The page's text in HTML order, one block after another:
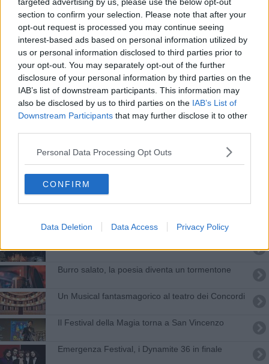
section to confirm your selection. Please note that after your
opt-out request is processed you may continue seeing
interest-based ads based on personal information utilized by
us or personal information disclosed to third parties prior to
your opt-out. You may separately opt-out of the further
disclosure of your personal information by third parties on the
IAB’s list of downstream participants. This information may
also be disclosed by us to third parties on the IAB’s List of
Downstream Participants that may further disclose it to other
Personal Data Processing Opt Outs
CONFIRM
Data Deletion Data Access Privacy Policy
Tecla Insolia è Cecilia in Primavera
Delitti del BarLume 13, a Gennaio 3 nuovi episodi
Due nuove canzoni firmate Ghiribelli
Ultrapop e Daniele Stella live a Palazzo Borghese
Fiction Mediaset a Piombino con Vanessa
Incontrada
La miss più sportiva sfila a San Vincenzo
Passerella di Miss al Marina di Salivoli
Burro salato, la poesia diventa un tormentone
Un Musical fantasmagorico al teatro dei Concordi
Il Festival della Magia torna a San Vincenzo
Emergenza Festival, i Dynamite 36 in finale